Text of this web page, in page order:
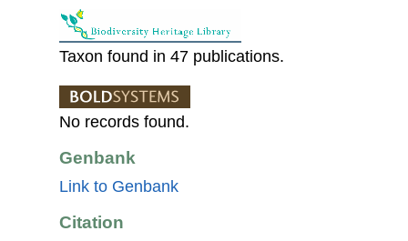
Taxon found in 47 publications.
No records found.
Genbank
Link to Genbank
Citation